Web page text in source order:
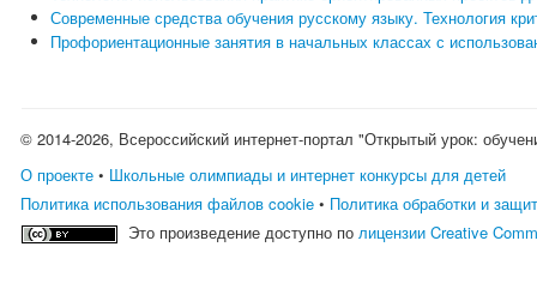
Современные средства обучения русскому языку. Технология
Профориентационные занятия в начальных классах с
© 2014-2026, Всероссийский интернет-портал "Открытый урок:
О проекте • Школьные олимпиады и интернет конкурсы для детей
Политика использования файлов cookie • Политика обработки и
Это произведение доступно полицензии Creative